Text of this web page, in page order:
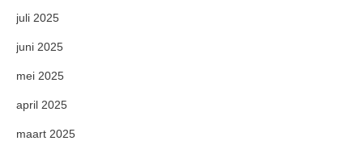
juli 2025
juni 2025
mei 2025
april 2025
maart 2025